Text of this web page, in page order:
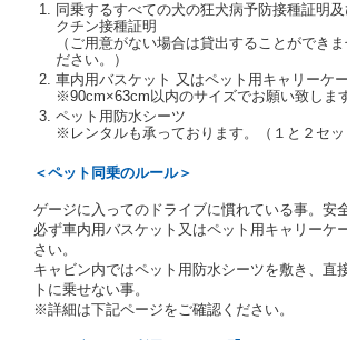
当社は、貸渡契約の締結にあたり、借
に対し、運転免許証のほかに本人確認が
提示を求め、及び提出された書類の写
あります。
当社は、貸渡契約の締結にあたり、借受
人及び運転者と連絡するための携帯電話
を求めます。
レジットカード若しくは現金による支払
借受人は契約後の借受期間の延長はで
ます。
当社は、借受人又は運転者が前3項に従
は、貸渡契約の締結を拒絶するとともに
すことができるものとします。なお、こ
同乗するすべての犬の狂犬病予防接種証明
クチン接種証明
（ご用意がない場合は貸出することができ
ださい。）
車内用バスケット 又はペット用キャリーケ
※90cm×63cm以内のサイズでお願い致します
ペット用防水シーツ
※レンタルも承っております。（１と２セッ
＜ペット同乗のルール＞
ゲージに入ってのドライブに慣れている事。安
必ず車内用バスケット又はペット用キャリーケ
さい。
キャビン内ではペット用防水シーツを敷き、直
トに乗せない事。
※詳細は下記ページをご確認ください。